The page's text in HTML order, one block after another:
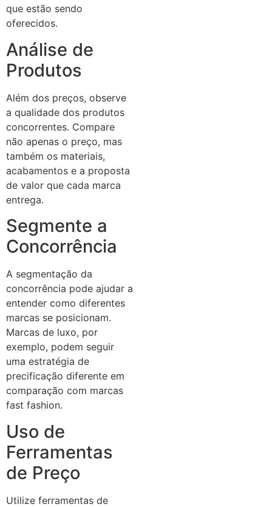
que estão sendo
oferecidos.
Análise de
Produtos
Além dos preços, observe
a qualidade dos produtos
concorrentes. Compare
não apenas o preço, mas
também os materiais,
acabamentos e a proposta
de valor que cada marca
entrega.
Segmente a
Concorrência
A segmentação da
concorrência pode ajudar a
entender como diferentes
marcas se posicionam.
Marcas de luxo, por
exemplo, podem seguir
uma estratégia de
precificação diferente em
comparação com marcas
fast fashion.
Uso de
Ferramentas
de Preço
Utilize ferramentas de